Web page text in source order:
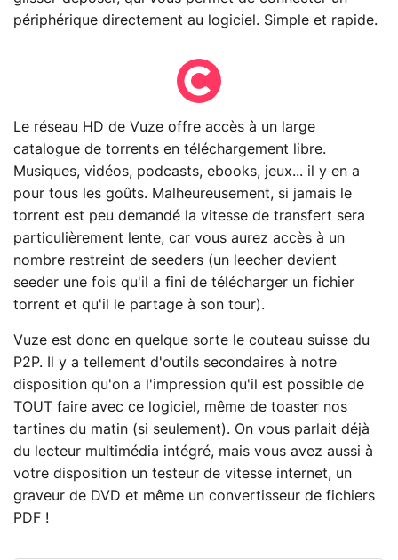
périphérique directement au logiciel. Simple et rapide.
Le réseau HD de Vuze offre accès à un large
catalogue de torrents en téléchargement libre.
Musiques, vidéos, podcasts, ebooks, jeux... il y en a
pour tous les goûts. Malheureusement, si jamais le
torrent est peu demandé la vitesse de transfert sera
particulièrement lente, car vous aurez accès à un
nombre restreint de seeders (un leecher devient
seeder une fois qu'il a fini de télécharger un fichier
torrent et qu'il le partage à son tour).
Vuze est donc en quelque sorte le couteau suisse du
P2P. Il y a tellement d'outils secondaires à notre
disposition qu'on a l'impression qu'il est possible de
TOUT faire avec ce logiciel, même de toaster nos
tartines du matin (si seulement). On vous parlait déjà
du lecteur multimédia intégré, mais vous avez aussi à
votre disposition un testeur de vitesse internet, un
graveur de DVD et même un convertisseur de fichiers
PDF !